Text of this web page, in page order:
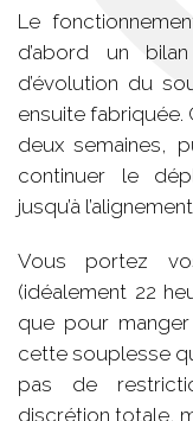
Le
d’abord un
d’évolution du
ensuite fabriquée.
deux semaines,
continuer le
jusqu’à
Vous portez
(idéalement 22
que pour
cette souplesse
pas de
discrétion totale,